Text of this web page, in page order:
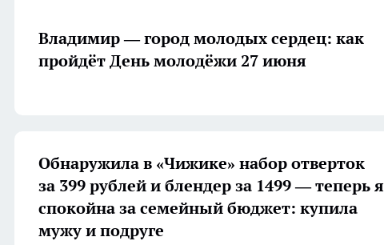
Владимир — город молодых сердец: как
пройдёт День молодёжи 27 июня
Обнаружила в «Чижике» набор отверток
за 399 рублей и блендер за 1499 — теперь я
спокойна за семейный бюджет: купила
мужу и подруге